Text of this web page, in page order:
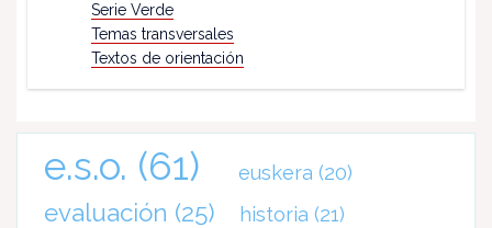
Serie Verde
Temas transversales
Textos de orientación
e.s.o. (61) euskera (20)
evaluación (25) historia (21)